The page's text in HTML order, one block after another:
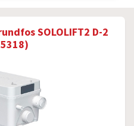
SOLOLIFT2 D-2